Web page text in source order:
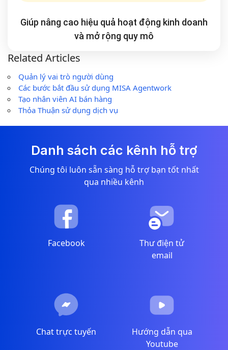
Giúp nâng cao hiệu quả hoạt động kinh doanh
và mở rộng quy mô
Related Articles
Quản lý vai trò người dùng
Các bước bắt đầu sử dụng MISA Agentwork
Tạo nhân viên AI bán hàng
Thỏa Thuận sử dụng dịch vụ
Danh sách các kênh hỗ trợ
Chúng tôi luôn sẵn sàng hỗ trợ bạn tốt nhất
qua nhiều kênh
Facebook
Thư điện tử
email
Chat trực tuyến
Hướng dẫn qua
Youtube